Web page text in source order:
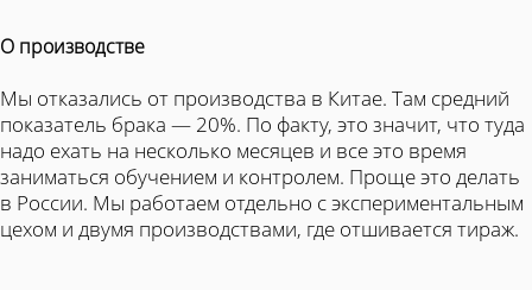
О производстве
Мы отказались от производства в Китае. Там средний
показатель брака — 20%. По факту, это значит, что туда
надо ехать на несколько месяцев и все это время
заниматься обучением и контролем. Проще это делать
в России. Мы работаем отдельно с экспериментальным
цехом и двумя производствами, где отшивается тираж.